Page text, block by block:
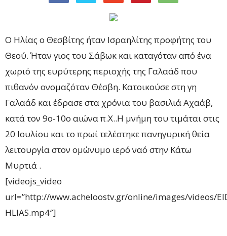
Ο Ηλίας ο Θεσβίτης ήταν Ισραηλίτης προφήτης του
Θεού. Ήταν γιος του Σάβωκ και καταγόταν από ένα
χωριό της ευρύτερης περιοχής της Γαλαάδ που
πιθανόν ονομαζόταν Θέσβη. Κατοικούσε στη γη
Γαλαάδ και έδρασε στα χρόνια του βασιλιά Αχαάβ,
κατά τον 9ο-10ο αιώνα π.Χ..Η μνήμη του τιμάται στις
20 Ιουλίου και το πρωί τελέστηκε πανηγυρική θεία
λειτουργία στον ομώνυμο ιερό ναό στην Κάτω
Μυρτιά .
[videojs_video
url=”http://www.acheloostv.gr/online/images/videos/
HLIAS.mp4″]